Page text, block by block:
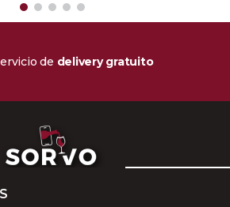
de delivery gratuito